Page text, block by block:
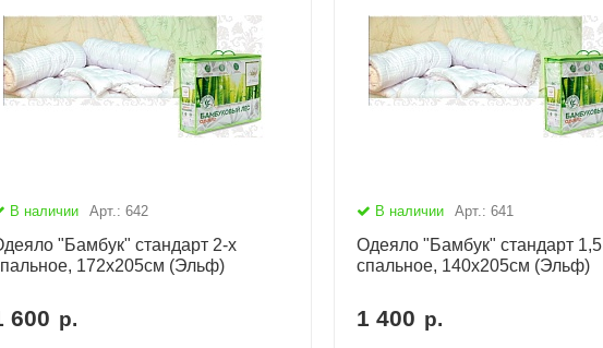
В наличии Арт.: 642
"Бамбук" стандарт 2-х
172х205см (Эльф)
600 р.
В наличии Арт.: 641
Одеяло "Бамбук" стандарт 1,5
спальное, 140х205см (Эльф)
1 400 р.